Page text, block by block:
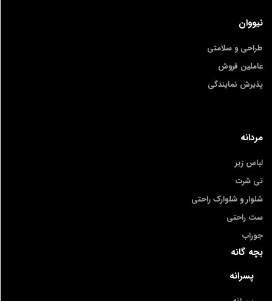
نیووان
طراحی و سلامتی
عاملین فروش
پذیرش نمایندگی
مردانه
لباس زیر
تی شرت
شلوار و شلوارک راحتی
ست راحتی
جوراب
بچه گانه
پسرانه